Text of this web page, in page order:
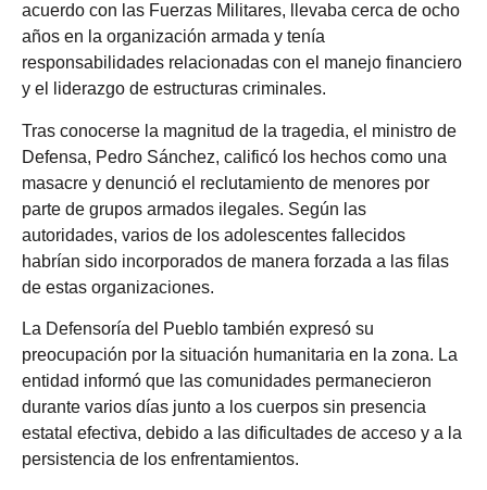
acuerdo con las Fuerzas Militares, llevaba cerca de ocho
años en la organización armada y tenía
responsabilidades relacionadas con el manejo financiero
y el liderazgo de estructuras criminales.
Tras conocerse la magnitud de la tragedia, el ministro de
Defensa, Pedro Sánchez, calificó los hechos como una
masacre y denunció el reclutamiento de menores por
parte de grupos armados ilegales. Según las
autoridades, varios de los adolescentes fallecidos
habrían sido incorporados de manera forzada a las filas
de estas organizaciones.
La Defensoría del Pueblo también expresó su
preocupación por la situación humanitaria en la zona. La
entidad informó que las comunidades permanecieron
durante varios días junto a los cuerpos sin presencia
estatal efectiva, debido a las dificultades de acceso y a la
persistencia de los enfrentamientos.